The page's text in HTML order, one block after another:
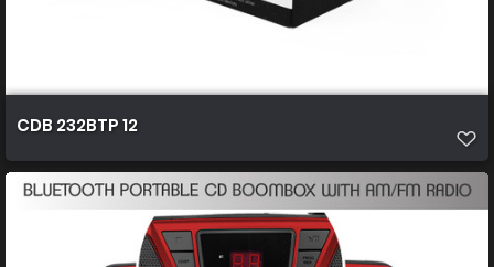
CDB 232BTP 12